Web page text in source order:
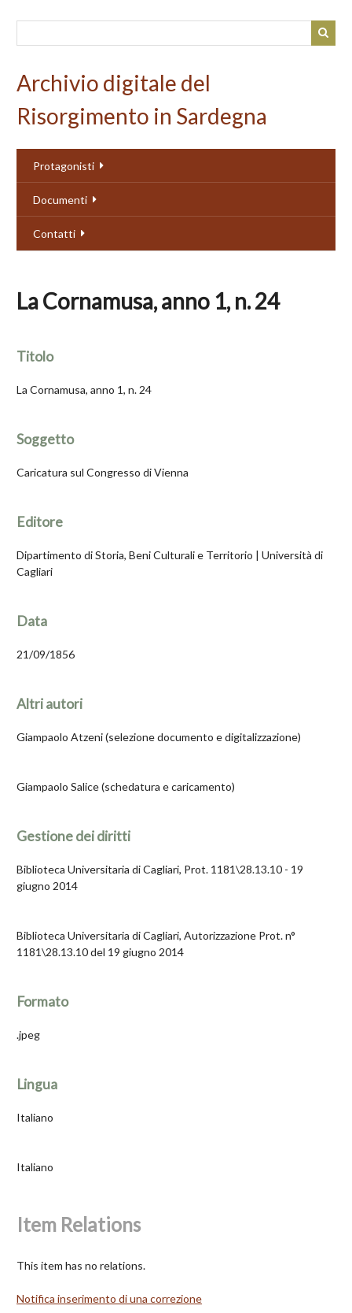
Archivio digitale del
Risorgimento in Sardegna
Protagonisti
Documenti
Contatti
La Cornamusa, anno 1, n. 24
Titolo
La Cornamusa, anno 1, n. 24
Soggetto
Caricatura sul Congresso di Vienna
Editore
Dipartimento di Storia, Beni Culturali e Territorio | Università di
Cagliari
Data
21/09/1856
Altri autori
Giampaolo Atzeni (selezione documento e digitalizzazione)
Giampaolo Salice (schedatura e caricamento)
Gestione dei diritti
Biblioteca Universitaria di Cagliari, Prot. 1181\28.13.10 - 19
giugno 2014
Biblioteca Universitaria di Cagliari, Autorizzazione Prot. n°
1181\28.13.10 del 19 giugno 2014
Formato
.jpeg
Lingua
Italiano
Italiano
Item Relations
This item has no relations.
Notifica inserimento di una correzione